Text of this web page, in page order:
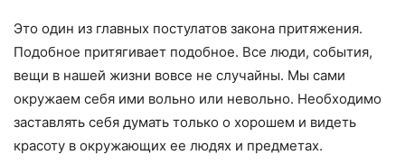
Это один из главных постулатов закона притяжения.
Подобное притягивает подобное. Все люди, события,
вещи в нашей жизни вовсе не случайны. Мы сами
окружаем себя ими вольно или невольно. Необходимо
заставлять себя думать только о хорошем и видеть
красоту в окружающих ее людях и предметах.